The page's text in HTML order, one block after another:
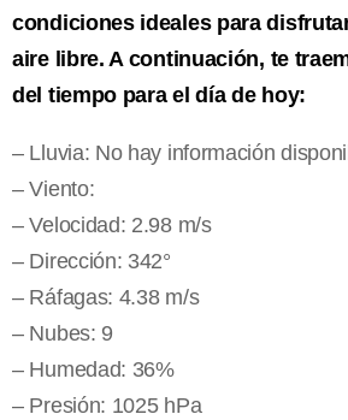
condiciones ideales para
aire libre. A continuación, te
del tiempo para el día de hoy:
– Lluvia: No hay información
– Viento:
– Velocidad: 2.98 m/s
– Dirección: 342°
– Ráfagas: 4.38 m/s
– Nubes: 9
– Humedad: 36%
– Presión: 1025 hPa